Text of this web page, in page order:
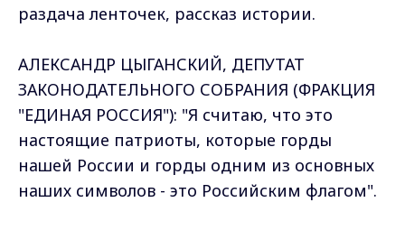
раздача ленточек, рассказ истории.
АЛЕКСАНДР ЦЫГАНСКИЙ, ДЕПУТАТ
ЗАКОНОДАТЕЛЬНОГО СОБРАНИЯ (ФРАКЦИЯ
"ЕДИНАЯ РОССИЯ"): "Я считаю, что это
настоящие патриоты, которые горды
нашей России и горды одним из основных
наших символов - это Российским флагом".